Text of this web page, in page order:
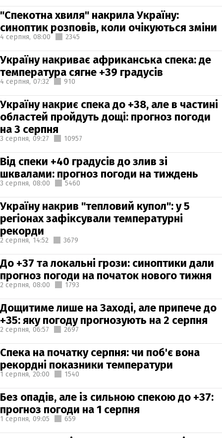
"Спекотна хвиля" накрила Україну:
синоптик розповів, коли очікуються зміни
4 серпня, 08:00 2345
Україну накриває африканська спека: де
температура сягне +39 градусів
4 серпня, 07:32 910
Україну накриє спека до +38, але в частині
областей пройдуть дощі: прогноз погоди
на 3 серпня
3 серпня, 09:27 10957
Від спеки +40 градусів до злив зі
шквалами: прогноз погоди на тиждень
3 серпня, 08:00 5460
Україну накрив "тепловий купол": у 5
регіонах зафіксували температурні
рекорди
2 серпня, 14:52 3679
До +37 та локальні грози: синоптики дали
прогноз погоди на початок нового тижня
2 серпня, 08:00 1793
Дощитиме лише на Заході, але припече до
+35: яку погоду прогнозують на 2 серпня
2 серпня, 06:57 2697
Спека на початку серпня: чи поб'є вона
рекордні показники температури
1 серпня, 20:00 1540
Без опадів, але із сильною спекою до +37:
прогноз погоди на 1 серпня
1 серпня, 09:05 659